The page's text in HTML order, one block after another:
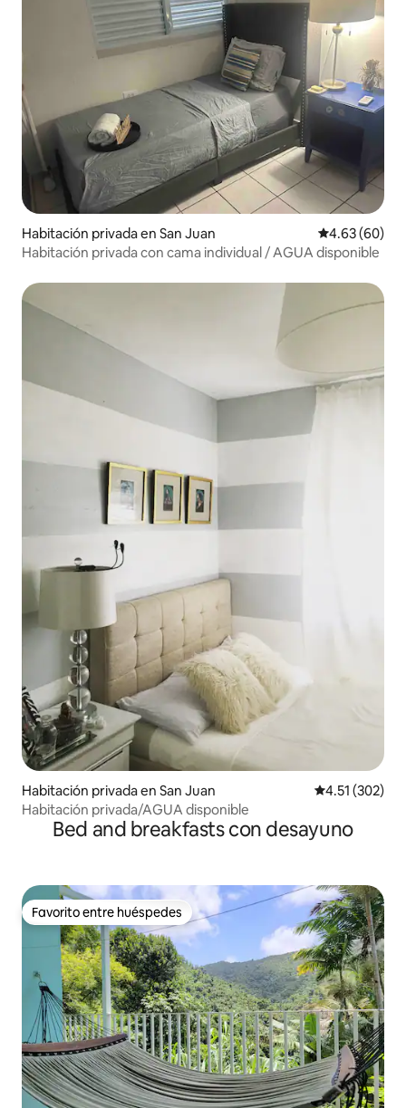
Habitación privada en San Juan Calificación
4.63 (60)
Habitación privada con cama individual / AGUA disponible
Habitación privada en San Juan Calificación
4.51 (302)
Habitación privada/AGUA disponible
Bed and breakfasts con desayuno
Favorito entre huéspedes
Favorito entre huéspedes